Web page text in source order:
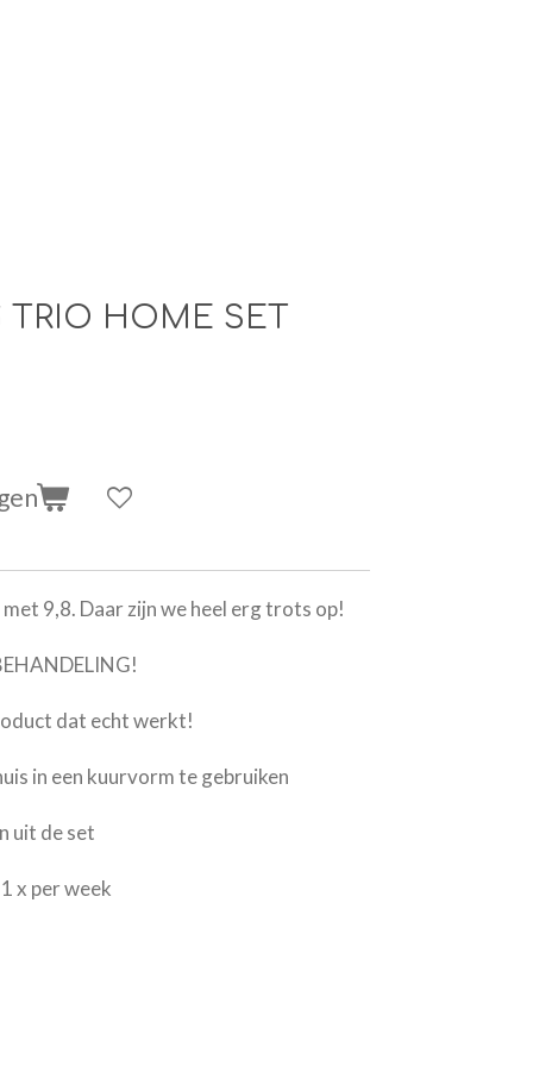
HOME SET
9,8. Daar zijn we heel erg trots op!
dat echt werkt!
in een kuurvorm te gebruiken
uit de set
x per week